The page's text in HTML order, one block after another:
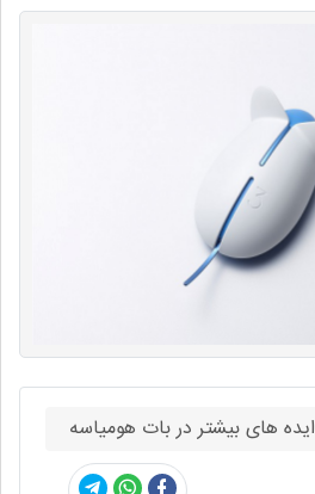
ایده های بیشتر در بات هومیاسه